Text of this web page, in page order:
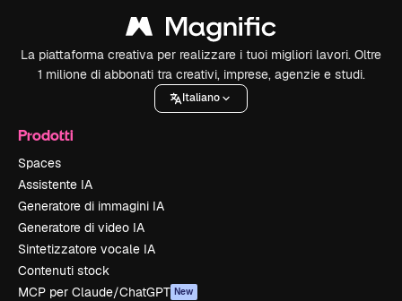
La piattaforma creativa per realizzare i tuoi migliori lavori. Oltre
1 milione di abbonati tra creativi, imprese, agenzie e studi.
Italiano
Prodotti
Spaces
Assistente IA
Generatore di immagini IA
Generatore di video IA
Sintetizzatore vocale IA
Contenuti stock
MCP per Claude/ChatGPT New